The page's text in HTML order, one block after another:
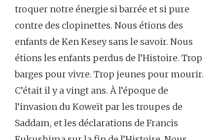
troquer notre énergie si barrée et si pure
contre des clopinettes. Nous étions des
enfants de Ken Kesey sans le savoir. Nous
étions les enfants perdus de l’Histoire. Trop
barges pour vivre. Trop jeunes pour mourir.
C’était il y a vingt ans. À l’époque de
l’invasion du Koweït par les troupes de
Saddam, et les déclarations de Francis